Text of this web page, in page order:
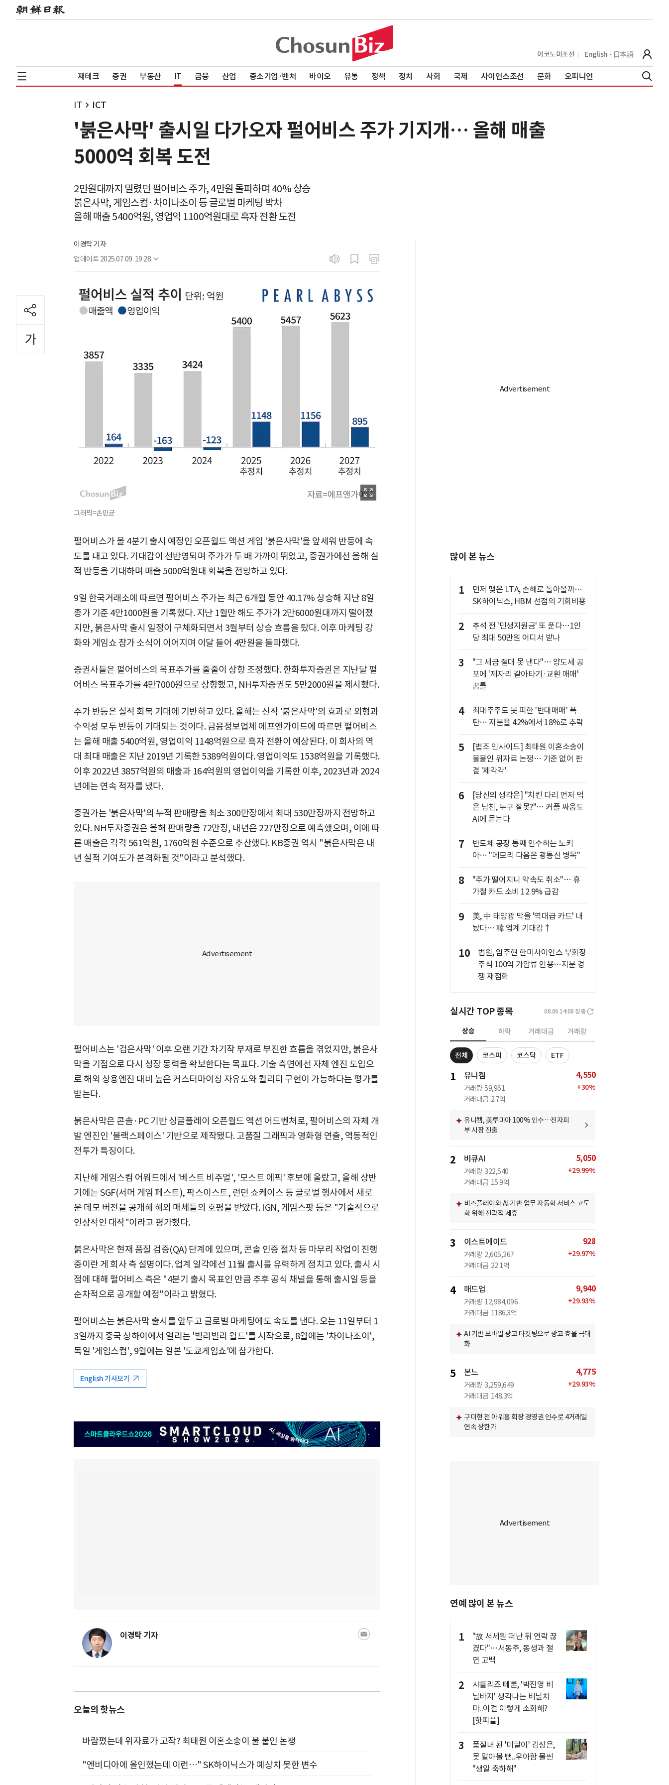
이코노미조선 English 日本語
재테크 증권 부동산 IT 금융 산업 중소기업·벤처 바이오 유통 정책 정치 사회 국제 사이언스조선 문화 오피니언
IT ICT
'붉은사막' 출시일 다가오자 펄어비스 주가 기지개… 올해 매출
5000억 회복 도전
2만원대까지 밀렸던 펄어비스 주가, 4만원 돌파하며 40% 상승
붉은사막, 게임스컴·차이나조이 등 글로벌 마케팅 박차
올해 매출 5400억원, 영업익 1100억원대로 흑자 전환 도전
이경탁 기자
업데이트 2025.07.09. 19:28
그래픽=손민균
펄어비스가 올 4분기 출시 예정인 오픈월드 액션 게임 '붉은사막'을 앞세워 반등에 속
도를 내고 있다. 기대감이 선반영되며 주가가 두 배 가까이 뛰었고, 증권가에선 올해 실
적 반등을 기대하며 매출 5000억원대 회복을 전망하고 있다.
9일 한국거래소에 따르면 펄어비스 주가는 최근 6개월 동안 40.17% 상승해 지난 8일
종가 기준 4만1000원을 기록했다. 지난 1월만 해도 주가가 2만6000원대까지 떨어졌
지만, 붉은사막 출시 일정이 구체화되면서 3월부터 상승 흐름을 탔다. 이후 마케팅 강
화와 게임쇼 참가 소식이 이어지며 이달 들어 4만원을 돌파했다.
증권사들은 펄어비스의 목표주가를 줄줄이 상향 조정했다. 한화투자증권은 지난달 펄
어비스 목표주가를 4만7000원으로 상향했고, NH투자증권도 5만2000원을 제시했다.
주가 반등은 실적 회복 기대에 기반하고 있다. 올해는 신작 '붉은사막'의 효과로 외형과
수익성 모두 반등이 기대되는 것이다. 금융정보업체 에프앤가이드에 따르면 펄어비스
는 올해 매출 5400억원, 영업이익 1148억원으로 흑자 전환이 예상된다. 이 회사의 역
대 최대 매출은 지난 2019년 기록한 5389억원이다. 영업이익도 1538억원을 기록했다.
이후 2022년 3857억원의 매출과 164억원의 영업이익을 기록한 이후, 2023년과 2024
년에는 연속 적자를 냈다.
증권가는 '붉은사막'의 누적 판매량을 최소 300만장에서 최대 530만장까지 전망하고
있다. NH투자증권은 올해 판매량을 72만장, 내년은 227만장으로 예측했으며, 이에 따
른 매출은 각각 561억원, 1760억원 수준으로 추산했다. KB증권 역시 "붉은사막은 내
년 실적 기여도가 본격화될 것"이라고 분석했다.
펄어비스는 '검은사막' 이후 오랜 기간 차기작 부재로 부진한 흐름을 겪었지만, 붉은사
막을 기점으로 다시 성장 동력을 확보한다는 목표다. 기술 측면에선 자체 엔진 도입으
로 해외 상용엔진 대비 높은 커스터마이징 자유도와 퀄리티 구현이 가능하다는 평가를
받는다.
붉은사막은 콘솔·PC 기반 싱글플레이 오픈월드 액션 어드벤처로, 펄어비스의 자체 개
발 엔진인 '블랙스페이스' 기반으로 제작됐다. 고품질 그래픽과 영화형 연출, 역동적인
전투가 특징이다.
지난해 게임스컴 어워드에서 '베스트 비주얼', '모스트 에픽' 후보에 올랐고, 올해 상반
기에는 SGF(서머 게임 페스트), 팍스이스트, 런던 쇼케이스 등 글로벌 행사에서 새로
운 데모 버전을 공개해 해외 매체들의 호평을 받았다. IGN, 게임스팟 등은 "기술적으로
인상적인 대작"이라고 평가했다.
붉은사막은 현재 품질 검증(QA) 단계에 있으며, 콘솔 인증 절차 등 마무리 작업이 진행
중이란 게 회사 측 설명이다. 업계 일각에선 11월 출시를 유력하게 점치고 있다. 출시 시
점에 대해 펄어비스 측은 "4분기 출시 목표인 만큼 추후 공식 채널을 통해 출시일 등을
순차적으로 공개할 예정"이라고 밝혔다.
펄어비스는 붉은사막 출시를 앞두고 글로벌 마케팅에도 속도를 낸다. 오는 11일부터 1
3일까지 중국 상하이에서 열리는 '빌리빌리 월드'를 시작으로, 8월에는 '차이나조이',
독일 '게임스컴', 9월에는 일본 '도쿄게임쇼'에 참가한다.
English 기사보기
이경탁 기자
오늘의 핫뉴스
바람폈는데 위자료가 고작? 최태원 이혼소송이 불 붙인 논쟁
"엔비디아에 올인했는데 이런…" SK하이닉스가 예상치 못한 변수
많이 본 뉴스
1
먼저 맺은 LTA, 손해로 돌아올까…
SK하이닉스, HBM 선점의 기회비용
2
추석 전 '민생지원금' 또 푼다…1인
당 최대 50만원 어디서 받나
3
"그 세금 절대 못 낸다"… 양도세 공
포에 '제자리 갈아타기·교환 매매'
꿈틀
4
최대주주도 못 피한 '반대매매' 폭
탄… 지분율 42%에서 18%로 추락
5
[법조 인사이드] 최태원 이혼소송이
불붙인 위자료 논쟁… 기준 없어 판
결 '제각각'
6
[당신의 생각은] "치킨 다리 먼저 먹
은 남친, 누구 잘못?"… 커플 싸움도
AI에 묻는다
7
반도체 공장 통째 인수하는 노키
아… "메모리 다음은 광통신 병목"
8
"주가 떨어지니 약속도 취소"… 휴
가철 카드 소비 12.9% 급감
9
美, 中 태양광 막을 '역대급 카드' 내
놨다… 韓 업계 기대감↑
10
법원, 임주현 한미사이언스 부회장
주식 100억 가압류 인용…지분 경
쟁 재점화
실시간 TOP 종목 08.06 14:08 장중
상승 하락 거래대금 거래량
전체 코스피 코스닥 ETF
1 유니켐
거래량 59,961
거래대금 2.7억
4,550
+30%
유니켐, 美루미아 100% 인수…전자피
부 시장 진출
2 비큐AI
거래량 322,540
거래대금 15.9억
5,050
+29.99%
비즈플레이와 AI 기반 업무 자동화 서비스 고도
화 위해 전략적 제휴
3 이스트에이드
거래량 2,605,267
거래대금 22.1억
928
+29.97%
4 매드업
거래량 12,984,096
거래대금 1186.3억
9,940
+29.93%
AI 기반 모바일 광고 타깃팅으로 광고 효율 극대
화
5 본느
거래량 3,259,649
거래대금 148.3억
4,775
+29.93%
구미현 전 아워홈 회장 경영권 인수로 4거래일
연속 상한가
연예 많이 본 뉴스
1
"故 서세원 떠난 뒤 연락 끊
겼다"…서동주, 동생과 절
연 고백
2
샤를리즈 테론, '박진영 비
닐바지' 생각나는 비닐치
마..이걸 이렇게 소화해?
[핫피플]
3
품절녀 된 '미달이' 김성은,
못 알아볼 뻔..우아함 물씬
"생일 축하해"